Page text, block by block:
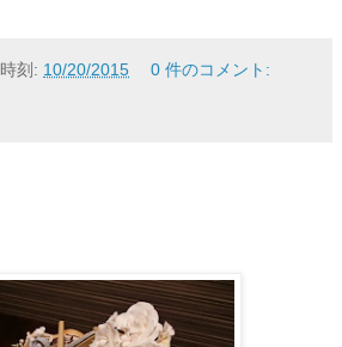
時刻: 10/20/2015 0 件のコメント: